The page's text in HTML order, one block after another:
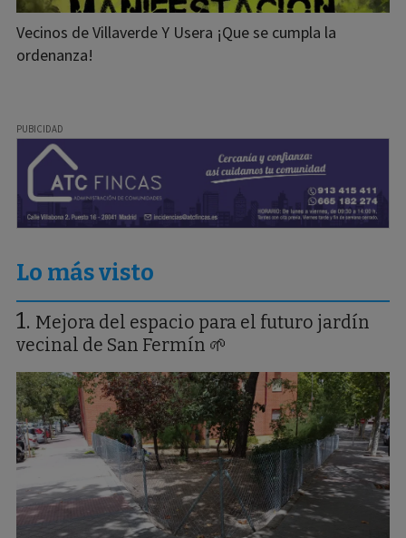
Vecinos de Villaverde Y Usera ¡Que se cumpla la
ordenanza!
Lo más visto
Mejora del espacio para el futuro jardín
vecinal de San Fermín 🌱